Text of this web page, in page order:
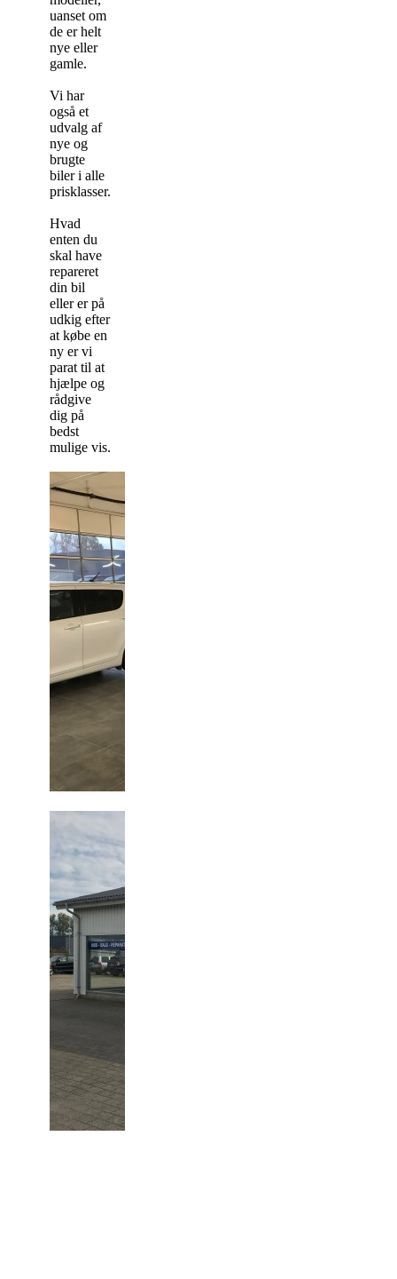
uanset om
de er helt
nye eller
gamle.
Vi har
også et
udvalg af
nye og
brugte
biler i alle
prisklasser.
Hvad
enten du
skal have
repareret
din bil
eller er på
udkig efter
at købe en
ny er vi
parat til at
hjælpe og
rådgive
dig på
bedst
mulige vis.